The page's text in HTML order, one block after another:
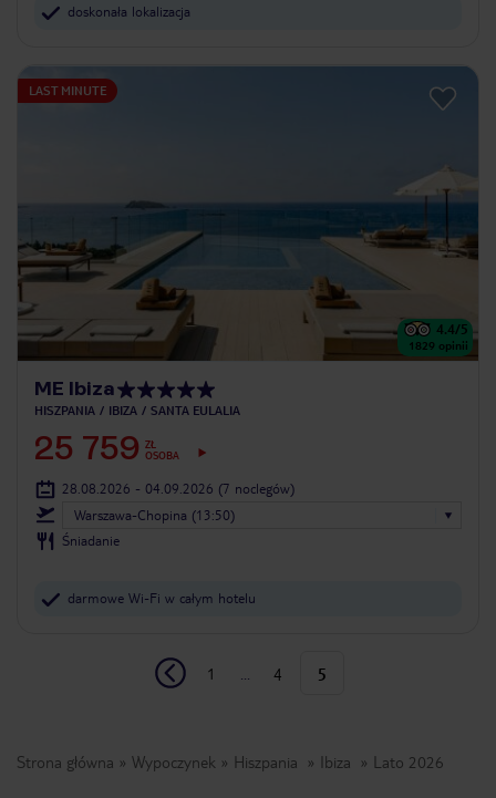
doskonała lokalizacja
LAST MINUTE
4.4/5
1829 opinii
ME Ibiza
HISZPANIA IBIZA SANTA EULALIA
25 759 ZŁ
OSOBA
28.08.2026 - 04.09.2026 (7 noclegów)
Warszawa-Chopina (13:50)
Śniadanie
darmowe Wi-Fi w całym hotelu
1 4 5
Strona główna Wypoczynek Hiszpania Ibiza Lato 2026